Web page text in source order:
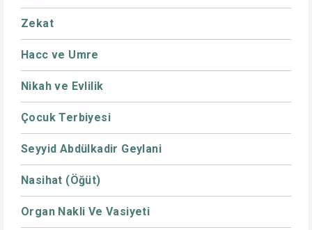
Zekat
Hacc ve Umre
Nikah ve Evlilik
Çocuk Terbiyesi
Seyyid Abdülkadir Geylani
Nasihat (Öğüt)
Organ Nakli Ve Vasiyeti